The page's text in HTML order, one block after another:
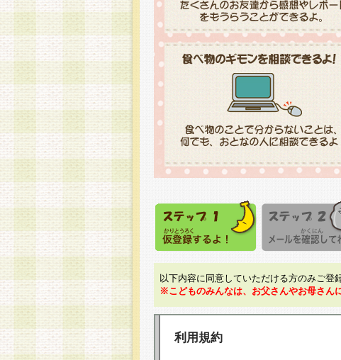
以下内容に同意していただける方のみご登
※こどものみんなは、お父さんやお母さん
利用規約